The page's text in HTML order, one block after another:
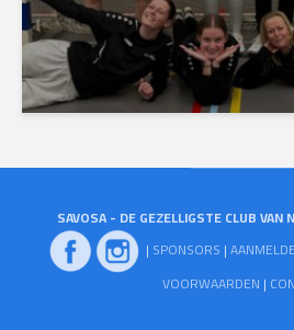
SAVOSA - DE GEZELLIGSTE CLUB VAN
| SPONSORS |
VOORWAARDEN |